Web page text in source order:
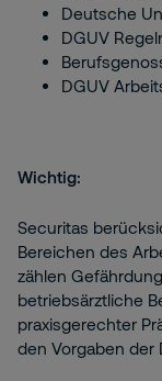
Deutsche
DGUV
DGUV
Wichtig:
Securitas
Bereichen des
zählen
betriebsärztliche
praxisgerechter
den Vorgaben der